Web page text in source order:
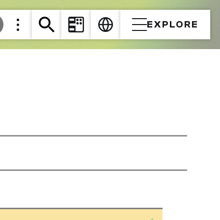
EXPLORE